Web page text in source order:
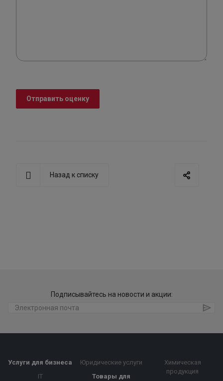
Отправить оценку
Назад к списку
Подписывайтесь на новости и акции:
Услуги для бизнеса
IT
Юридические услуги
Товары для
Химическая
продукция